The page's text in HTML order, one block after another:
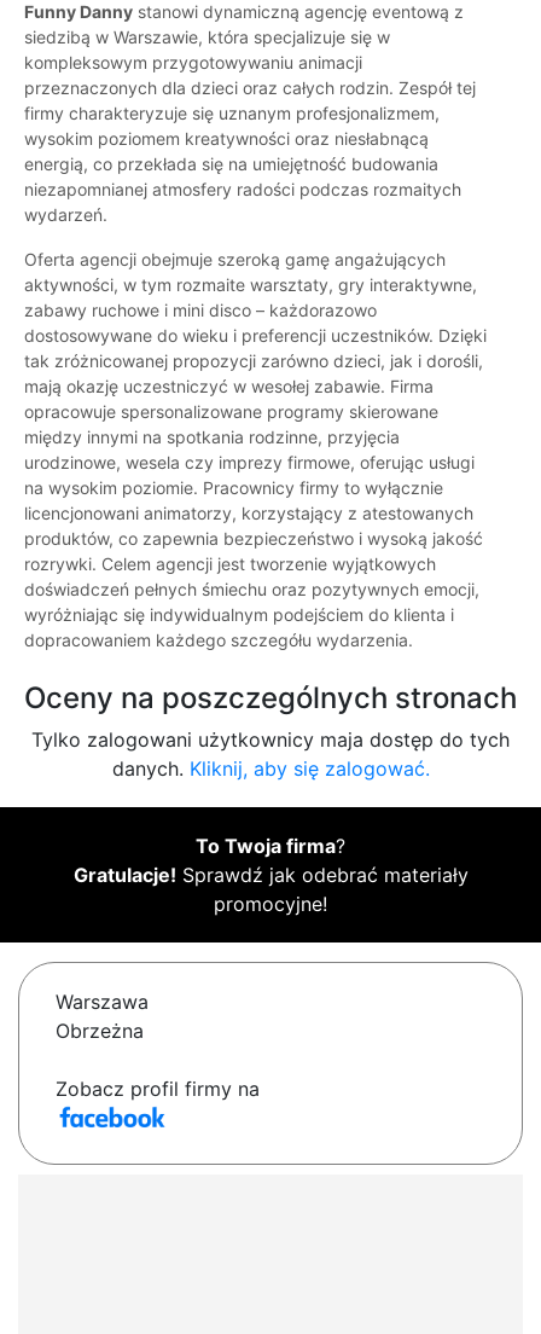
Funny Danny stanowi dynamiczną agencję eventową z
siedzibą w Warszawie, która specjalizuje się w
kompleksowym przygotowywaniu animacji
przeznaczonych dla dzieci oraz całych rodzin. Zespół tej
firmy charakteryzuje się uznanym profesjonalizmem,
wysokim poziomem kreatywności oraz niesłabnącą
energią, co przekłada się na umiejętność budowania
niezapomnianej atmosfery radości podczas rozmaitych
wydarzeń.
Oferta agencji obejmuje szeroką gamę angażujących
aktywności, w tym rozmaite warsztaty, gry interaktywne,
zabawy ruchowe i mini disco – każdorazowo
dostosowywane do wieku i preferencji uczestników. Dzięki
tak zróżnicowanej propozycji zarówno dzieci, jak i dorośli,
mają okazję uczestniczyć w wesołej zabawie. Firma
opracowuje spersonalizowane programy skierowane
między innymi na spotkania rodzinne, przyjęcia
urodzinowe, wesela czy imprezy firmowe, oferując usługi
na wysokim poziomie. Pracownicy firmy to wyłącznie
licencjonowani animatorzy, korzystający z atestowanych
produktów, co zapewnia bezpieczeństwo i wysoką jakość
rozrywki. Celem agencji jest tworzenie wyjątkowych
doświadczeń pełnych śmiechu oraz pozytywnych emocji,
wyróżniając się indywidualnym podejściem do klienta i
dopracowaniem każdego szczegółu wydarzenia.
Oceny na poszczególnych stronach
Tylko zalogowani użytkownicy maja dostęp do tych
danych. Kliknij, aby się zalogować.
To Twoja firma?
Gratulacje! Sprawdź jak odebrać materiały
promocyjne!
Warszawa
Obrzeżna
Zobacz profil firmy na